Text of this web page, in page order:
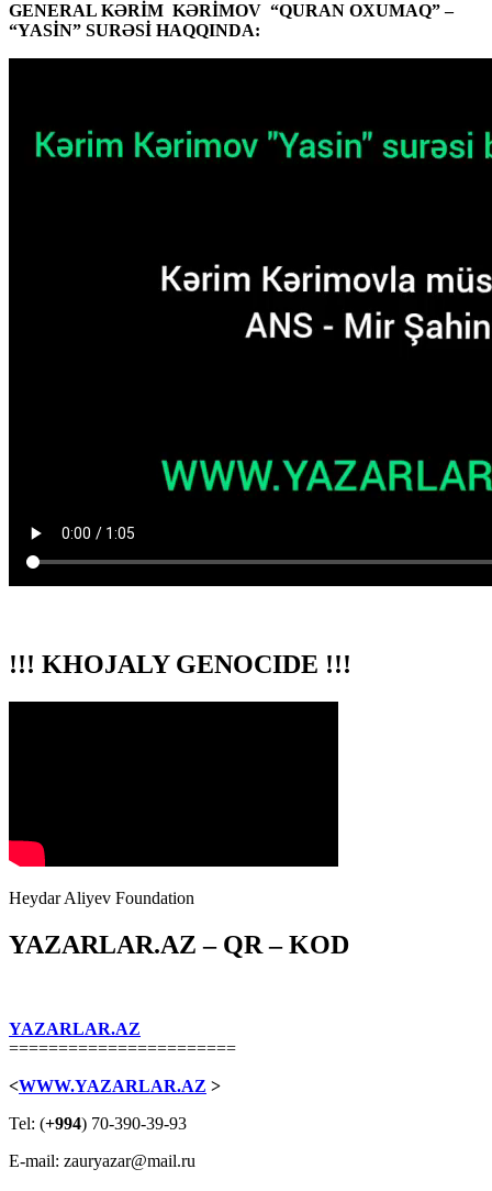
GENERAL KƏRİM KƏRİMOV “QURAN OXUMAQ” –
“YASİN” SURƏSİ HAQQINDA:
!!! KHOJALY GENOCIDE !!!
Heydar Aliyev Foundation
YAZARLAR.AZ – QR – KOD
YAZARLAR.AZ
=======================
<WWW.YAZARLAR.AZ >
Tel: (+994) 70-390-39-93
E-mail: zauryazar@mail.ru